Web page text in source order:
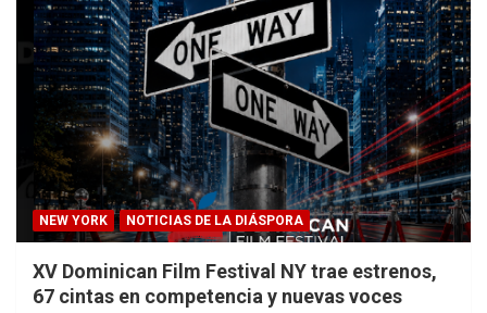
NEW YORK NOTICIAS DE LA DIÁSPORA
XV Dominican Film Festival NY trae estrenos,
67 cintas en competencia y nuevas voces